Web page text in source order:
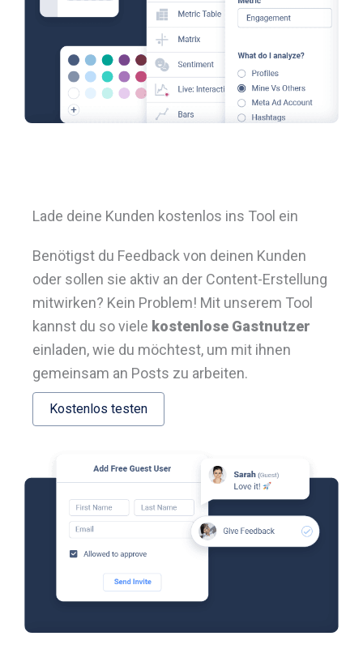
Lade deine Kunden kostenlos ins Tool ein
Benötigst du Feedback von deinen Kunden
oder sollen sie aktiv an der Content-Erstellung
mitwirken? Kein Problem! Mit unserem Tool
kannst du so viele kostenlose Gastnutzer
einladen, wie du möchtest, um mit ihnen
gemeinsam an Posts zu arbeiten.
Kostenlos testen